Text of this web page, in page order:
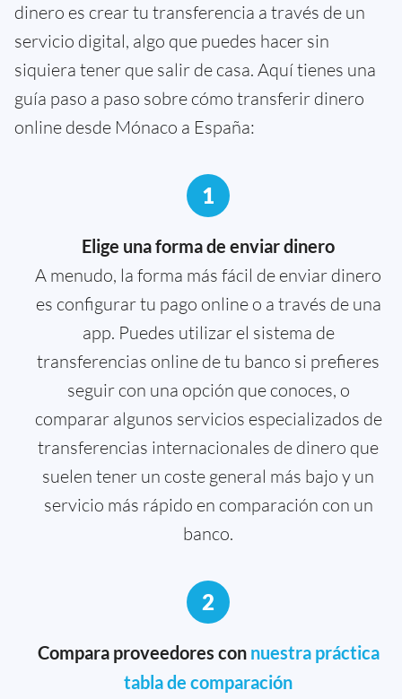
dinero es crear tu transferencia a través de un
servicio digital, algo que puedes hacer sin
siquiera tener que salir de casa. Aquí tienes una
guía paso a paso sobre cómo transferir dinero
online desde Mónaco a España:
1
Elige una forma de enviar dinero
A menudo, la forma más fácil de enviar dinero
es configurar tu pago online o a través de una
app. Puedes utilizar el sistema de
transferencias online de tu banco si prefieres
seguir con una opción que conoces, o
comparar algunos servicios especializados de
transferencias internacionales de dinero que
suelen tener un coste general más bajo y un
servicio más rápido en comparación con un
banco.
2
Compara proveedores con nuestra práctica
tabla de comparación